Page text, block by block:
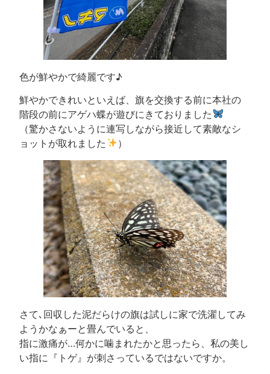
色が鮮やかで綺麗です♪
鮮やかできれいといえば、旗を交換する前に本社の
階段の前にアゲハ蝶が遊びにきておりました
（驚かさないように連写しながら接近して素敵なシ
ョットが取れました
）
さて､回収した泥だらけの旗は試しに家で洗濯してみ
ようかなぁーと畳んでいると、
指に激痛が…何かに噛まれたかと思ったら、私の美し
い指に『トゲ』が刺さっているではないですか。